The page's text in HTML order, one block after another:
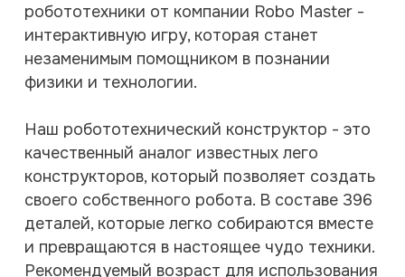
робототехники от компании Robo Master -
интерактивную игру, которая станет
незаменимым помощником в познании
физики и технологии.
Наш робототехнический конструктор - это
качественный аналог известных лего
конструкторов, который позволяет создать
своего собственного робота. В составе 396
деталей, которые легко собираются вместе
и превращаются в настоящее чудо техники.
Рекомендуемый возраст для использования